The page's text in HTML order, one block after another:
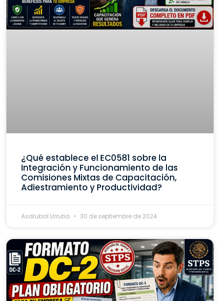
¿Qué establece el EC0581 sobre la
Integración y Funcionamiento de las
Comisiones Mixtas de Capacitación,
Adiestramiento y Productividad?
Asdrubal Urrutia 30 de septiembre de 2024